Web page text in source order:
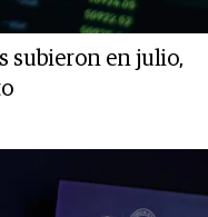
subieron en julio,